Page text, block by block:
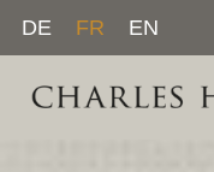
Aller
contenu
DE FR EN